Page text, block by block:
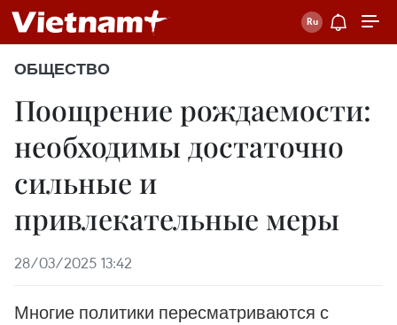
ОБЩЕСТВО
Поощрение рождаемости:
необходимы достаточно
сильные и
привлекательные меры
28/03/2025 13:42
Многие политики пересматриваются с